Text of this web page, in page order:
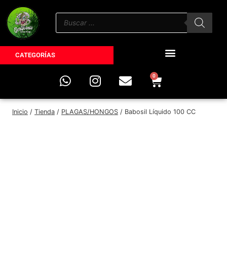
CATEGORÍAS
0
Inicio / Tienda / PLAGAS/HONGOS / Babosil Líquido 100 CC